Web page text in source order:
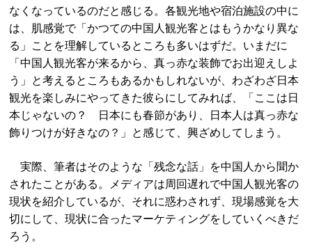
なくなっているのだと感じる。各観光地や宿泊施設の中に
は、肌感覚で「かつての中国人観光客とはもうかなり異な
る」ことを理解しているところも多いはずだ。いまだに
「中国人観光客が来るから、真っ赤な装飾でお出迎えしよ
う」と考えるところもあるかもしれないが、わざわざ日本
観光を楽しみにやってきた彼らにしてみれば、「ここは日
本じゃないの？ 日本にも春節があり、日本人は真っ赤な
飾りつけが好きなの？」と感じて、興ざめしてしまう。
実際、筆者はそのような「残念な話」を中国人から聞か
されたことがある。メディアは周回遅れで中国人観光客の
現状を紹介しているが、それに惑わされず、現場感覚を大
切にして、現状に合ったマーケティングをしていくべきだ
ろう。